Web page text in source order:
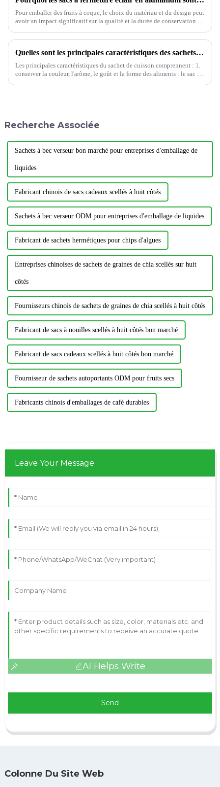
Pour emballer des fruits à coque, le choix du matériau et du design peut
avoir un impact significatif sur la qualité et la durée de conservation du
solution de choix.
Quelles sont les principales caractéristiques des sachets stérilisables
Les principales caractéristiques du sachet de cuisson comprennent : 1.
conserver la couleur, l'arôme, le goût et la forme des aliments : le sac de
Recherche Associée
Sachets à bec verseur bon marché pour entreprises d'emballage de
liquides
Fabricant chinois de sacs cadeaux scellés à huit côtés
Sachets à bec verseur ODM pour entreprises d'emballage de liquides
Fabricant de sachets hermétiques pour chips d'algues
Entreprises chinoises de sachets de graines de chia scellés sur huit
côtés
Fournisseurs chinois de sachets de graines de chia scellés à huit côtés
Fabricant de sacs à nouilles scellés à huit côtés bon marché
Fabricant de sacs cadeaux scellés à huit côtés bon marché
Fournisseur de sachets autoportants ODM pour fruits secs
Fabricants chinois d'emballages de café durables
Leave Your Message
AI Helps Write
Send
Colonne Du Site Web